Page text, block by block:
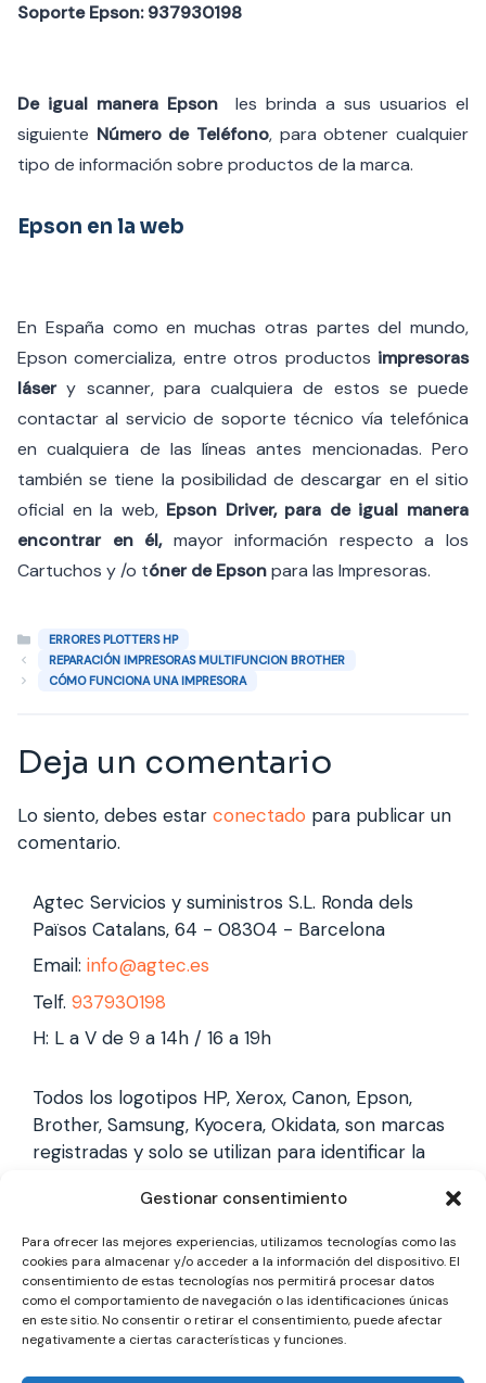
Gestionar consentimiento
Para ofrecer las mejores experiencias, utilizamos tecnologías como las
cookies para almacenar y/o acceder a la información del dispositivo. El
consentimiento de estas tecnologías nos permitirá procesar datos
como el comportamiento de navegación o las identificaciones únicas
en este sitio. No consentir o retirar el consentimiento, puede afectar
negativamente a ciertas características y funciones.
Soporte Epson: 937930198
De igual manera Epson
les brinda a sus usuarios el
siguiente Número de Teléfono, para obtener cualquier
tipo de información sobre productos de la marca.
Epson en la web
En España como en muchas otras partes del mundo,
Epson comercializa, entre otros productos impresoras
lásery scanner, para cualquiera de estos se puede
contactar al servicio de soporte técnico vía telefónica
en cualquiera de las líneas antes mencionadas. Pero
también se tiene la posibilidad de descargar en el sitio
oficial en la web, Epson Driver, para de igual manera
encontrar en él, mayor información respecto a los
Cartuchos y /o tóner de Epsonpara las Impresoras.
Categorías
ERRORES PLOTTERS HP
REPARACIÓN IMPRESORAS MULTIFUNCION BROTHER
CÓMO FUNCIONA UNA IMPRESORA
Deja un comentario
Lo siento, debes estar conectado para publicar un
comentario.
Agtec Servicios y suministros S.L. Ronda dels
Països Catalans, 64 - 08304 - Barcelona
Email: info@agtec.es
Telf. 937930198
H: L a V de 9 a 14h / 16 a 19h
Todos los logotipos HP, Xerox, Canon, Epson,
Brother, Samsung, Kyocera, Okidata, son marcas
registradas y solo se utilizan para identificar la
marcas, y solo reparamos impresoras laser,
somos un servicio técnico especializado y
totalmente independiente.
Los logotipos y marcas son marcas registradas